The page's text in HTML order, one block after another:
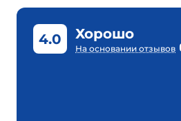
4.0 Хорошо
На основании отзывов